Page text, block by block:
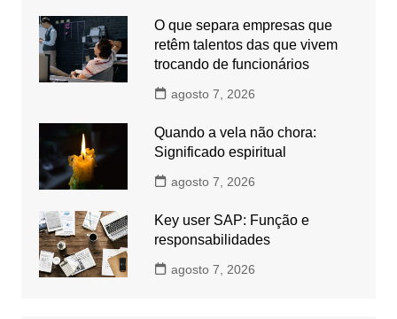
O que separa empresas que
retêm talentos das que vivem
trocando de funcionários
agosto 7, 2026
Quando a vela não chora:
Significado espiritual
agosto 7, 2026
Key user SAP: Função e
responsabilidades
agosto 7, 2026